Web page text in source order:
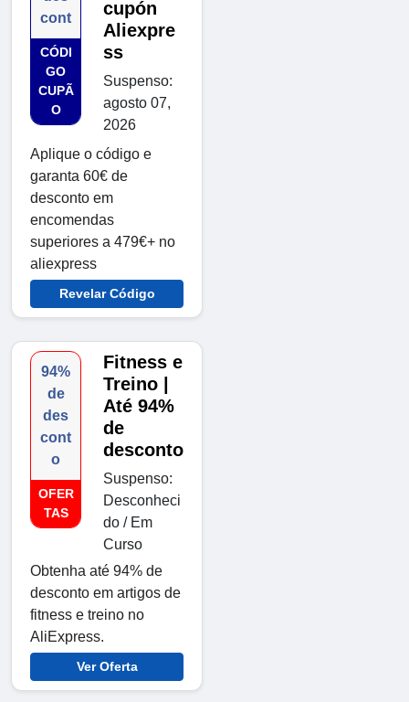
cont
CÓDI
GO
CUPÃ
O
cupón
Aliexpre
ss
Suspenso:
agosto 07,
2026
Aplique o código e
garanta 60€ de
desconto em
encomendas
superiores a 479€+ no
aliexpress
Revelar Código
94%
de
des
cont
o
OFER
TAS
Fitness e
Treino |
Até 94%
de
desconto
Suspenso:
Desconheci
do / Em
Curso
Obtenha até 94% de
desconto em artigos de
fitness e treino no
AliExpress.
Ver Oferta